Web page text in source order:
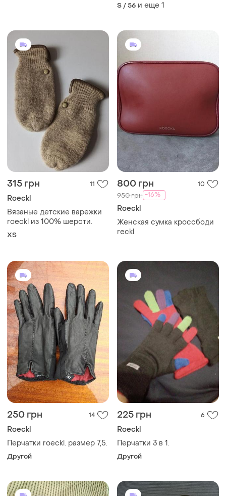
S / 56 и еще 1
315 грн 11
Roeckl
Вязаные детские варежки
roeckl из 100% шерсти.
XS
800 грн 10
950 грн -16%
Roeckl
Женская сумка кроссбоди
reckl
250 грн 14
Roeckl
Перчатки roeckl. размер 7,5.
Другой
225 грн 6
Roeckl
Перчатки 3 в 1.
Другой